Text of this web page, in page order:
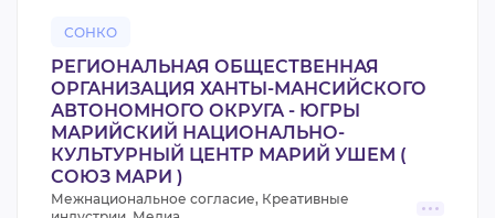
СОНКО
РЕГИОНАЛЬНАЯ ОБЩЕСТВЕННАЯ
ОРГАНИЗАЦИЯ ХАНТЫ-МАНСИЙСКОГО
АВТОНОМНОГО ОКРУГА - ЮГРЫ
МАРИЙСКИЙ НАЦИОНАЛЬНО-
КУЛЬТУРНЫЙ ЦЕНТР МАРИЙ УШЕМ (
СОЮЗ МАРИ )
Межнациональное согласие, Креативные